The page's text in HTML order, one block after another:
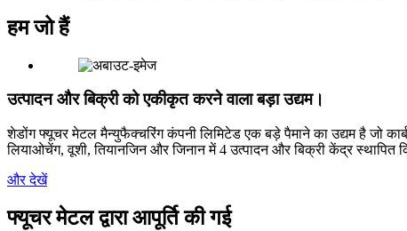
हम जो हैं
उत्पादन और बिक्री को एकीकृत करने वाला बड़ा उद्यम।
शेडोंग फ्यूचर मेटल मैन्युफैक्चरिंग कंपनी लिमिटेड एक बड़े पैमाने का उद्यम है जो
लियाओचेंग, वूशी, तियानजिन और जिनान में 4 उत्पादन और बिक्री केंद्र स्थापित
और देखें
फ्यूचर मेटल द्वारा आपूर्ति की गई